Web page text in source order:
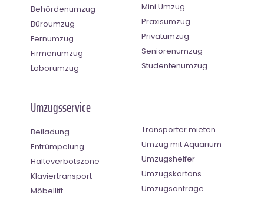
Behördenumzug
Büroumzug
Fernumzug
Firmenumzug
Laborumzug
Mini Umzug
Praxisumzug
Privatumzug
Seniorenumzug
Studentenumzug
Umzugsservice
Beiladung
Entrümpelung
Halteverbotszone
Klaviertransport
Möbellift
Transporter mieten
Umzug mit Aquarium
Umzugshelfer
Umzugskartons
Umzugsanfrage